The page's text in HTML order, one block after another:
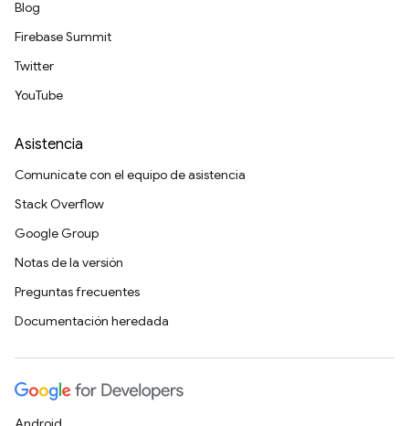
Blog
Firebase Summit
Twitter
YouTube
Asistencia
Comunícate con el equipo de asistencia
Stack Overflow
Google Group
Notas de la versión
Preguntas frecuentes
Documentación heredada